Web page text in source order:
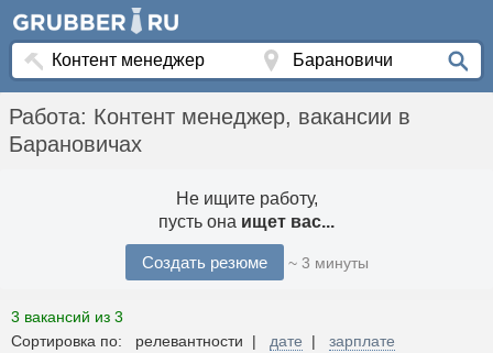
Работа: Контент менеджер, вакансии в
Барановичах
Не ищите работу,
пусть она ищет вас...
Создать резюме ~ 3 минуты
3 вакансий из 3
Сортировка по: релевантности | дате | зарплате